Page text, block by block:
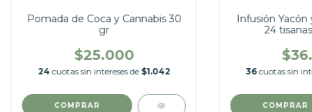
Pomada de Coca y Cannabis 30
gr
$25.000
24 cuotas sin intereses de $1.042
COMPRAR
Infusión Yacón
24
36 cuotas sin